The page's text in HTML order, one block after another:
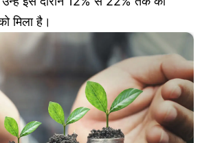
मिला है।